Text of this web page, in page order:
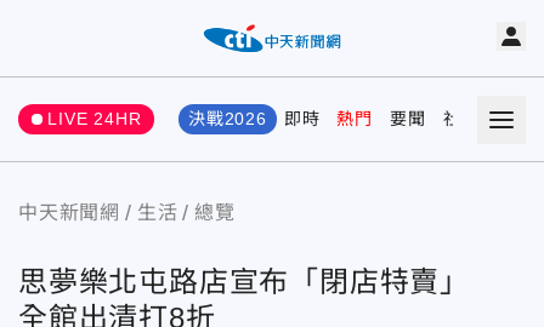
LIVE 24HR 決戰2026 即時 熱門 要聞 社會 娛樂
中天新聞網 生活 總覽
思夢樂北屯路店宣布「閉店特賣」
全館出清打8折